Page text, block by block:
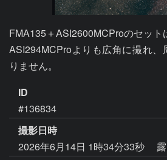
FMA135＋ASI2600MCProのセット
ASI294MCProよりも広角に撮れ
りません。
ID
#136834
撮影日時
2026年6月14日 1時34分33秒